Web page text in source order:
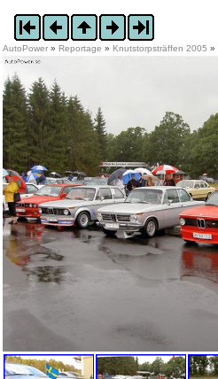
AutoPower » Reportage » Knutstorpsträffen 2005 »